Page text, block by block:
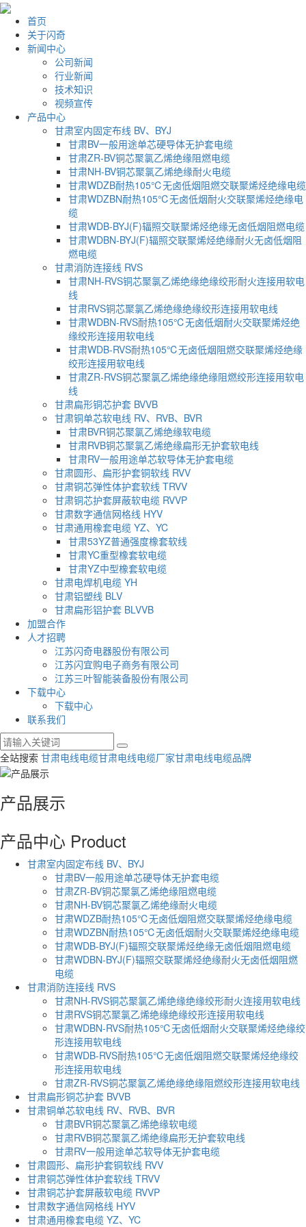
首页
关于闪奇
新闻中心
公司新闻
行业新闻
技术知识
视频宣传
产品中心
甘肃室内固定布线 BV、BYJ
甘肃BV一般用途单芯硬导体无护套电缆
甘肃ZR-BV铜芯聚氯乙烯绝缘阻燃电缆
甘肃NH-BV铜芯聚氯乙烯绝缘耐火电缆
甘肃WDZB耐热105℃无卤低烟阻燃交联聚烯烃绝缘电缆
甘肃WDZBN耐热105℃无卤低烟耐火交联聚烯烃绝缘电
缆
甘肃WDB-BYJ(F)辐照交联聚烯烃绝缘无卤低烟阻燃电缆
甘肃WDBN-BYJ(F)辐照交联聚烯烃绝缘耐火无卤低烟阻
燃电缆
甘肃消防连接线 RVS
甘肃NH-RVS铜芯聚氯乙烯绝缘绝缘绞形耐火连接用软电
线
甘肃RVS铜芯聚氯乙烯绝缘绝缘绞形连接用软电线
甘肃WDBN-RVS耐热105℃无卤低烟耐火交联聚烯烃绝
缘绞形连接用软电线
甘肃WDB-RVS耐热105℃无卤低烟阻燃交联聚烯烃绝缘
绞形连接用软电线
甘肃ZR-RVS铜芯聚氯乙烯绝缘绝缘阻燃绞形连接用软电
线
甘肃扁形铜芯护套 BVVB
甘肃铜单芯软电线 RV、RVB、BVR
甘肃BVR铜芯聚氯乙烯绝缘软电缆
甘肃RVB铜芯聚氯乙烯绝缘扁形无护套软电线
甘肃RV一般用途单芯软导体无护套电缆
甘肃圆形、扁形护套铜软线 RVV
甘肃铜芯弹性体护套软线 TRVV
甘肃铜芯护套屏蔽软电缆 RVVP
甘肃数字通信网格线 HYV
甘肃通用橡套电缆 YZ、YC
甘肃53YZ普通强度橡套软线
甘肃YC重型橡套软电缆
甘肃YZ中型橡套软电缆
甘肃电焊机电缆 YH
甘肃铝塑线 BLV
甘肃扁形铝护套 BLVVB
加盟合作
人才招聘
江苏闪奇电器股份有限公司
江苏闪宜购电子商务有限公司
江苏三叶智能装备股份有限公司
下载中心
下载中心
联系我们
全站搜索 甘肃电线电缆甘肃电线电缆厂家甘肃电线电缆品牌
产品展示
产品中心 Product
甘肃室内固定布线 BV、BYJ
甘肃BV一般用途单芯硬导体无护套电缆
甘肃ZR-BV铜芯聚氯乙烯绝缘阻燃电缆
甘肃NH-BV铜芯聚氯乙烯绝缘耐火电缆
甘肃WDZB耐热105℃无卤低烟阻燃交联聚烯烃绝缘电缆
甘肃WDZBN耐热105℃无卤低烟耐火交联聚烯烃绝缘电缆
甘肃WDB-BYJ(F)辐照交联聚烯烃绝缘无卤低烟阻燃电缆
甘肃WDBN-BYJ(F)辐照交联聚烯烃绝缘耐火无卤低烟阻燃
电缆
甘肃消防连接线 RVS
甘肃NH-RVS铜芯聚氯乙烯绝缘绝缘绞形耐火连接用软电线
甘肃RVS铜芯聚氯乙烯绝缘绝缘绞形连接用软电线
甘肃WDBN-RVS耐热105℃无卤低烟耐火交联聚烯烃绝缘绞
形连接用软电线
甘肃WDB-RVS耐热105℃无卤低烟阻燃交联聚烯烃绝缘绞
形连接用软电线
甘肃ZR-RVS铜芯聚氯乙烯绝缘绝缘阻燃绞形连接用软电线
甘肃扁形铜芯护套 BVVB
甘肃铜单芯软电线 RV、RVB、BVR
甘肃BVR铜芯聚氯乙烯绝缘软电缆
甘肃RVB铜芯聚氯乙烯绝缘扁形无护套软电线
甘肃RV一般用途单芯软导体无护套电缆
甘肃圆形、扁形护套铜软线 RVV
甘肃铜芯弹性体护套软线 TRVV
甘肃铜芯护套屏蔽软电缆 RVVP
甘肃数字通信网格线 HYV
甘肃通用橡套电缆 YZ、YC